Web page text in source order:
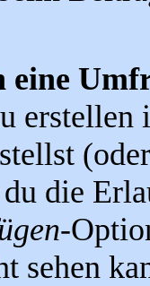
eine
erstellen
die
-
sehen